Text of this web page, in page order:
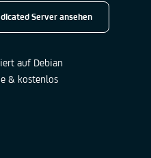
Server ansehen
auf Debian
& kostenlos